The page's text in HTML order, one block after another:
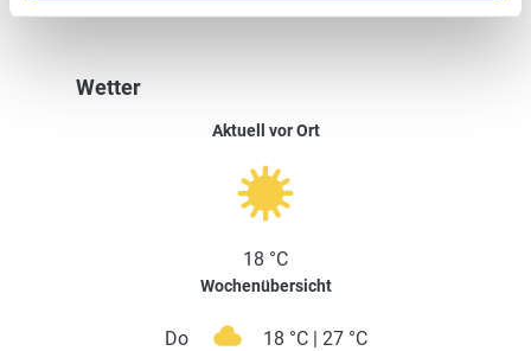
Wetter
Aktuell vor Ort
18 °C
Wochenübersicht
Do
18 °C | 27 °C